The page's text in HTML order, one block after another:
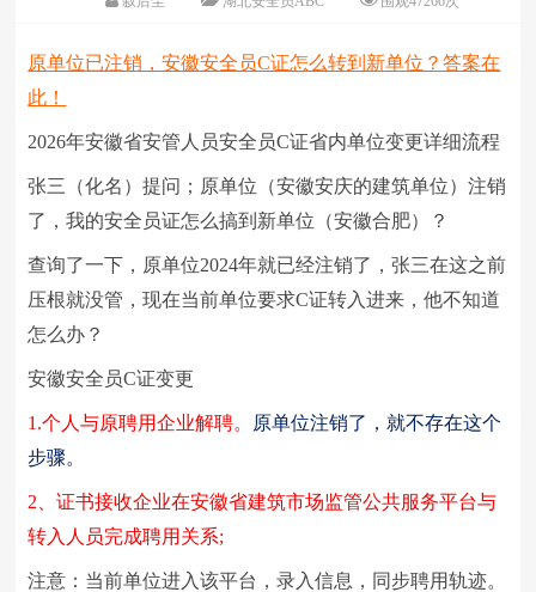
字体：大 中 小
原单位已注销，安徽安全员C证怎么转到新单位？答案在
此！
2026年安徽省安管人员安全员C证省内单位变更详细流程
张三（化名）提问；原单位（安徽安庆的建筑单位）注销
了，我的安全员证怎么搞到新单位（安徽合肥）？
查询了一下，原单位2024年就已经注销了，张三在这之前
压根就没管，现在当前单位要求C证转入进来，他不知道
怎么办？
安徽安全员C证变更
1.个人与原聘用企业解聘。 原单位注销了，就不存在这个
步骤。
2 、证书接收企业在安徽省建筑市场监管公共服务平台与
转入人员完成聘用关系;
注意：当前单位进入该平台，录入信息，同步聘用轨迹。